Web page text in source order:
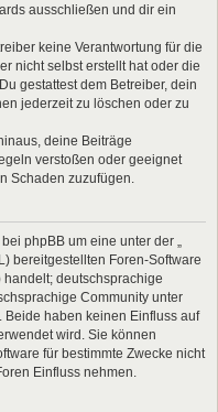
ausschließen und dir ein
keine Verantwortung für die
nicht selbst erstellt hat oder die
gestattest dem Betreiber, dein
jederzeit zu löschen oder zu
deine Beiträge
verstoßen oder geeignet
Schaden zuzufügen.
phpBB um eine unter der „
bereitgestellten Foren-Software
deutschsprachige
Community unter
Beide haben keinen Einfluss auf
wird. Sie können
für bestimmte Zwecke nicht
Einfluss nehmen.